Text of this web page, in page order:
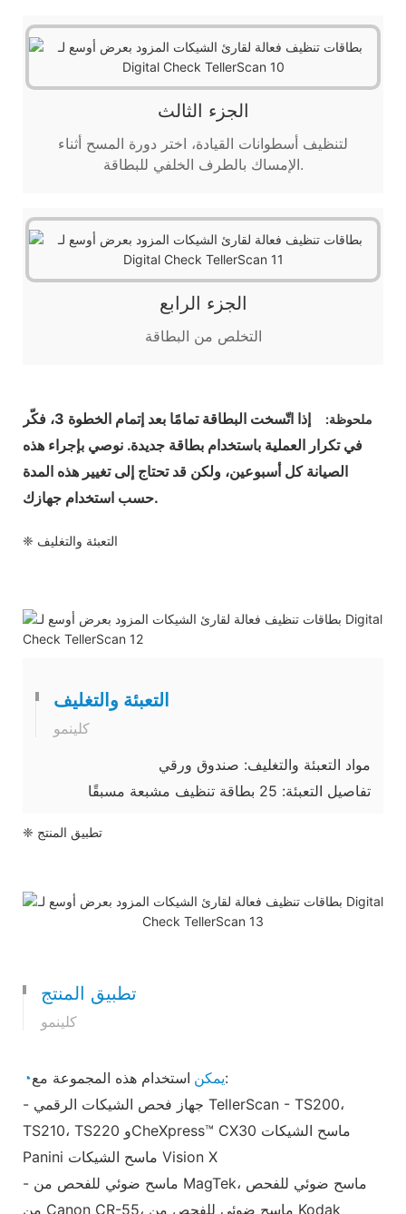
الجزء الثالث
لتنظيف أسطوانات القيادة، اختر دورة المسح أثناء
الإمساك بالطرف الخلفي للبطاقة.
الجزء الرابع
التخلص من البطاقة
ملحوظة:
إذا اتّسخت البطاقة تمامًا بعد إتمام الخطوة 3، فكّر
في تكرار العملية باستخدام بطاقة جديدة. نوصي بإجراء هذه
الصيانة كل أسبوعين، ولكن قد تحتاج إلى تغيير هذه المدة
حسب استخدام جهازك.
❈ التعبئة والتغليف
التعبئة والتغليف
كلينمو
مواد التعبئة والتغليف: صندوق ورقي
تفاصيل التعبئة: 25 بطاقة تنظيف مشبعة مسبقًا
❈ تطبيق المنتج
تطبيق المنتج
كلينمو
◔يمكناستخدام هذه المجموعة مع:
- جهاز فحص الشيكات الرقمي TellerScan - TS200،
TS210، TS220 وCheXpress™ CX30 ماسح الشيكات
Panini ماسح الشيكات Vision X
- ماسح ضوئي للفحص من MagTek، ماسح ضوئي للفحص
من Canon CR-55، ماسح ضوئي للفحص من Kodak